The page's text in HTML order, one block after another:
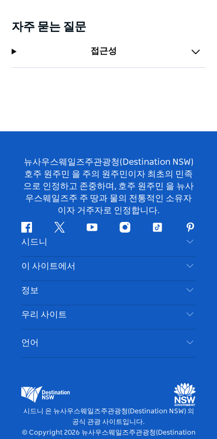
자주 묻는 질문
접근성
뉴사우스웨일즈주관광청(Destination NSW)
호주 원주민 을 주의 원주민이자 최초의 민족
으로 인정하고 존중하며, 호주 원주민 을 뉴사
우스웨일즈주 주 땅과 물의 전통적인 소유자
이자 거주자로 인정합니다.
페
이
스
북
지
귀
다
유
브
인
타
램
틱
핀
터
레
스
트
시드니
문의하기
부인 성명
쿠키 고지
이 사이트에서
목적지
할 일
이벤트
숙소
정보
여행 정보
시드니 접근성
귀하의 사업을 등록하세요
우리 사이트
뉴사우스웨일즈주관광청(Destination NSW) 미디
어 센터
비비드 시드니(Vivid Sydney)
언어
시드니 은 뉴사우스웨일즈주관광청(Destination NSW) 의
공식 관광 사이트입니다.
© Copyright 2026 뉴사우스웨일즈주관광청(Destination